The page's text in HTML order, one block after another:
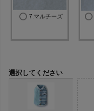
7.マルチーズ
選択してください